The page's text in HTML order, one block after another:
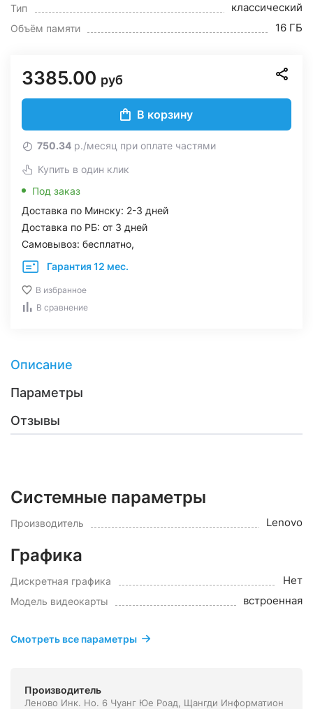
Тип классический
Объём памяти 16 ГБ
3385.00 руб
В корзину
750.34 р./месяц при оплате частями
Купить в один клик
Под заказ
Доставка по Минску: 2-3 дней
Доставка по РБ: от 3 дней
Самовывоз: бесплатно,
Гарантия 12 мес.
В избранное
В сравнение
Описание
Параметры
Отзывы
Системные параметры
Производитель Lenovo
Графика
Дискретная графика Нет
Модель видеокарты встроенная
Смотреть все параметры
Производитель
Леново Инк. Но. 6 Чуанг Юе Роад, Щангди Информатион